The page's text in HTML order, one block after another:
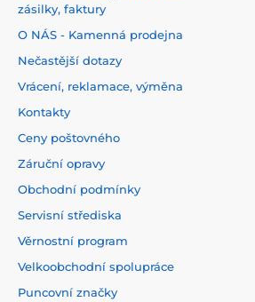
zásilky, faktury
O NÁS - Kamenná prodejna
Nečastější dotazy
Vrácení, reklamace, výměna
Kontakty
Ceny poštovného
Záruční opravy
Obchodní podmínky
Servisní střediska
Věrnostní program
Velkoobchodní spolupráce
Puncovní značky